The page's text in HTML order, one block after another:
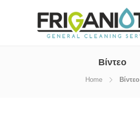
Βίντεο
Home Βίντεο